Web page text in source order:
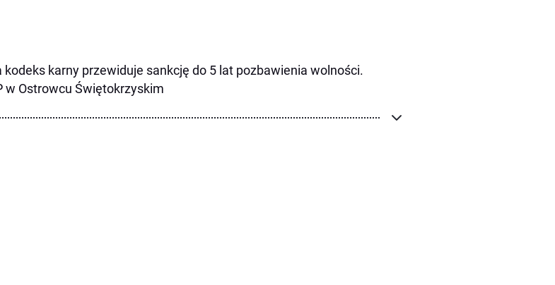
kodeks karny przewiduje sankcję do 5 lat pozbawienia wolności.
w Ostrowcu Świętokrzyskim